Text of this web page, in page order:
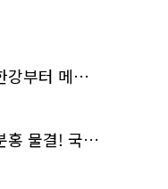
주황색 리본 따라 한강부터 메타세쿼이아 숲길까지…서울둘레길 15코스
폭염 속 피어난 진분홍 물결! 국립중앙박물관 배롱나무 명소